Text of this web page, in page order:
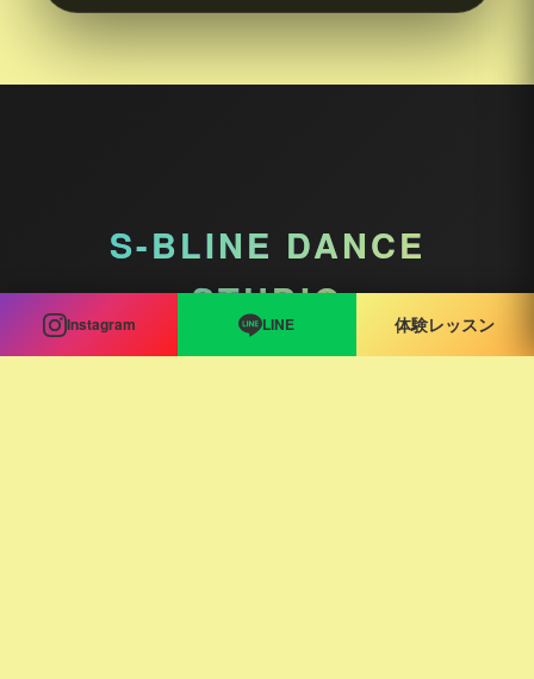
S-BLINE DANCE
STUDIO
Instagram LINE 体験レッスン